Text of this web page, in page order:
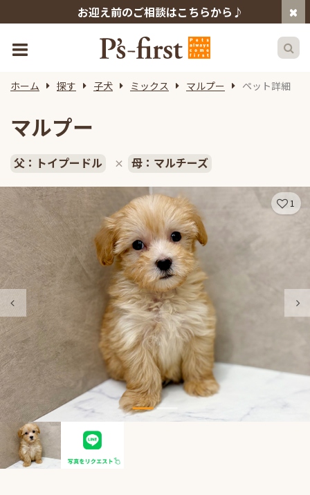
お迎え前のご相談はこちらから♪
ホーム 探す 子犬 ミックス マルプー ペット詳細
マルプー
父：トイプードル × 母：マルチーズ
1